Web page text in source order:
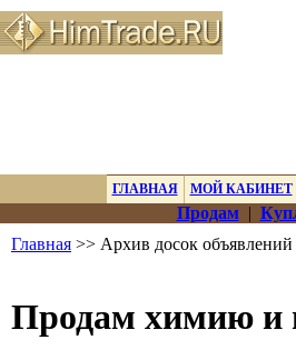
ГЛАВНАЯ МОЙ КАБИНЕТ
Продам|
Главная >> Архив досок
Продам химию и